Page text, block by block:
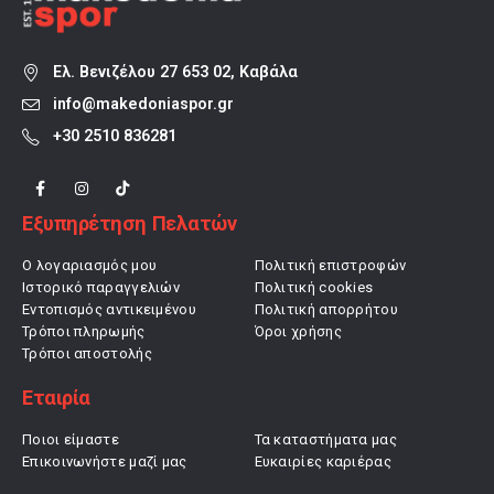
Ελ. Βενιζέλου 27 653 02, Καβάλα
info@makedoniaspor.gr
+30 2510 836281
Εξυπηρέτηση Πελατών
Ο λογαριασμός μου
Ιστορικό παραγγελιών
Εντοπισμός αντικειμένου
Τρόποι πληρωμής
Τρόποι αποστολής
Πολιτική επιστροφών
Πολιτική cookies
Πολιτική απορρήτου
Όροι χρήσης
Εταιρία
Ποιοι είμαστε
Επικοινωνήστε μαζί μας
Τα καταστήματα μας
Ευκαιρίες καριέρας